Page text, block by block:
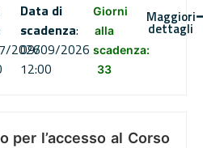
2026
Data di
scadenza:
09/09/2026
12:00
Giorni
alla
scadenza:
33
Maggiori
dettagli
per l’accesso al Corso